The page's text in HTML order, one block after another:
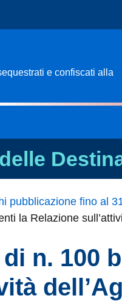
e confiscati alla
pubblicazione fino al
la Relazione
n. 100